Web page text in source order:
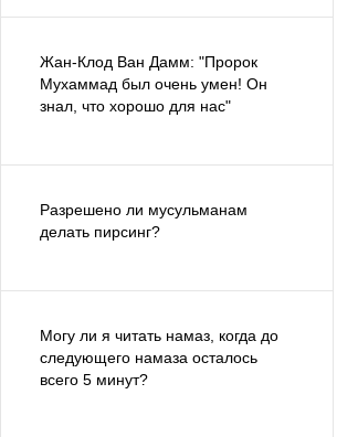
Жан-Клод Ван Дамм: "Пророк
Мухаммад был очень умен! Он
знал, что хорошо для нас"
Разрешено ли мусульманам
делать пирсинг?
Могу ли я читать намаз, когда до
следующего намаза осталось
всего 5 минут?